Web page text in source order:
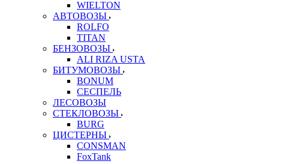
WIELTON
АВТОВОЗЫ
ROLFO
TITAN
БЕНЗОВОЗЫ
ALI RIZA USTA
БИТУМОВОЗЫ
BONUM
СЕСПЕЛЬ
ЛЕСОВОЗЫ
СТЕКЛОВОЗЫ
BURG
ЦИСТЕРНЫ
CONSMAN
FoxTank